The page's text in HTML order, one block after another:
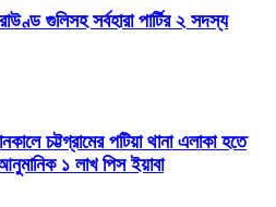
গুলিসহ সর্বহারা পার্টির ২ সদস্য
চট্টগ্রামের পটিয়া থানা এলাকা হতে
১ লাখ পিস ইয়াবা